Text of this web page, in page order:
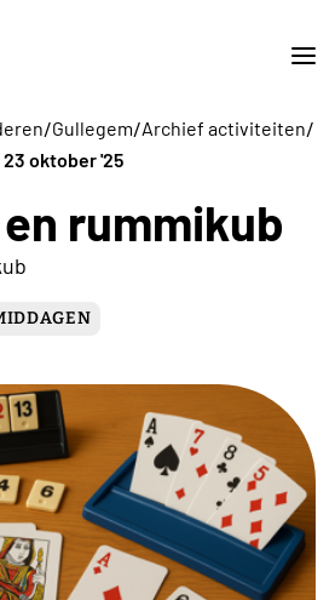
/Gullegem/Archief activiteiten/
oktober '25
rummikub